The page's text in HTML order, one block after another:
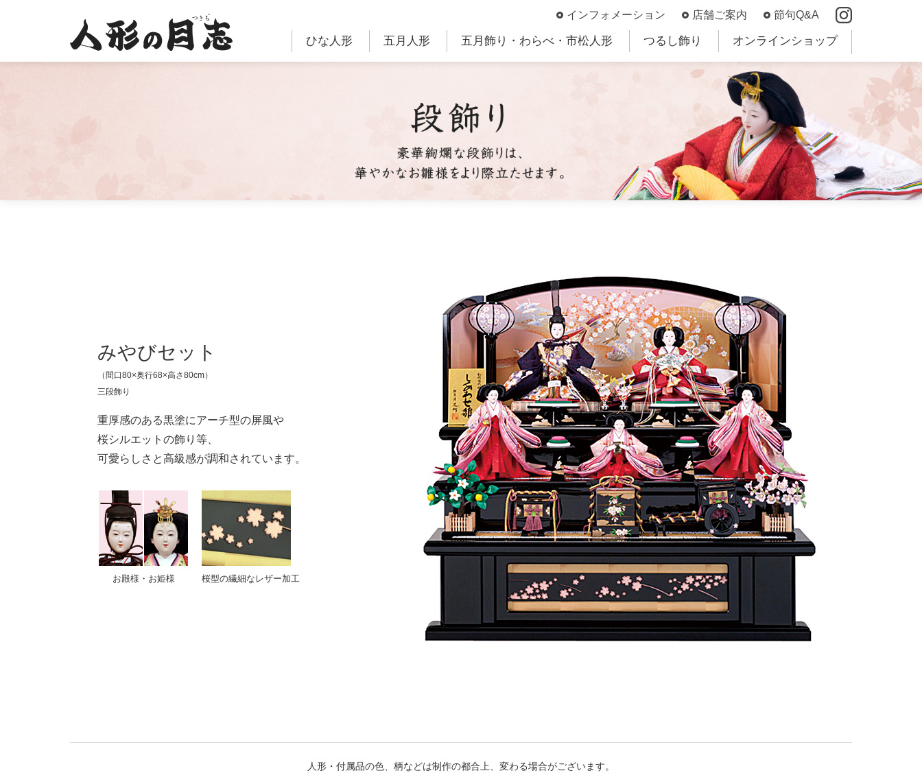
インフォメーション 店舗ご案内 節句Q&A
ひな人形 五月人形 五月飾り・わらべ・市松人形 つるし飾り オンラインショップ
みやびセット
（間口80×奥行68×高さ80cm）
三段飾り
重厚感のある黒塗にアーチ型の屏風や
桜シルエットの飾り等、
可愛らしさと高級感が調和されています。
お殿様・お姫様 桜型の繊細なレザー加工
人形・付属品の色、柄などは制作の都合上、変わる場合がございます。